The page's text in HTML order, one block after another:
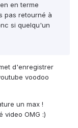
en terme
pas retourné à
si quelqu'un
d'enregistrer
voodoo
un max !
video OMG :)